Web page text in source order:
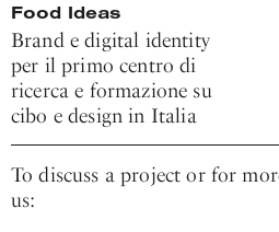
Piede
sito
Food Ideas
Brand e digital identity
per il primo centro di
ricerca e formazione su
cibo e design in Italia
To discuss a project or for
us: